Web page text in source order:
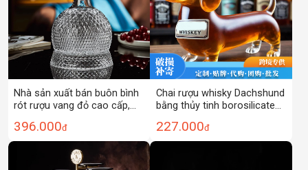
Nhà sản xuất bán buôn bình
rót rượu vang đỏ cao cấp,
dùng trong gia đình, giá trị
cao
396.000đ
Chai rượu whisky Dachshund
bằng thủy tinh borosilicate
bằng thủy tinh Chai rượu
vang gia dụng
227.000đ